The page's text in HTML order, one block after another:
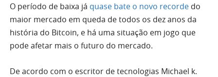
O período de baixa já quase bate o novo recorde do
maior mercado em queda de todos os dez anos da
história do Bitcoin, e há uma situação em jogo que
pode afetar mais o futuro do mercado.
De acordo com o escritor de tecnologias Michael k.